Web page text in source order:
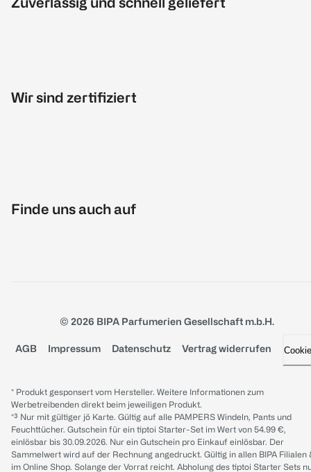
Wir sind zertifiziert
Finde uns auch auf
© 2026 BIPA Parfumerien Gesellschaft m.b.H.
AGB Impressum Datenschutz Vertrag widerrufen
* Produkt gesponsert vom Hersteller. Weitere Informationen zum
Werbetreibenden direkt beim jeweiligen Produkt.
*³ Nur mit gültiger jö Karte. Gültig auf alle PAMPERS Windeln, Pants und
Feuchttücher. Gutschein für ein tiptoi Starter-Set im Wert von 54.99 €,
einlösbar bis 30.09.2026. Nur ein Gutschein pro Einkauf einlösbar. Der
Sammelwert wird auf der Rechnung angedruckt. Gültig in allen BIPA Filialen
im Online Shop. Solange der Vorrat reicht. Abholung des tiptoi Starter Sets